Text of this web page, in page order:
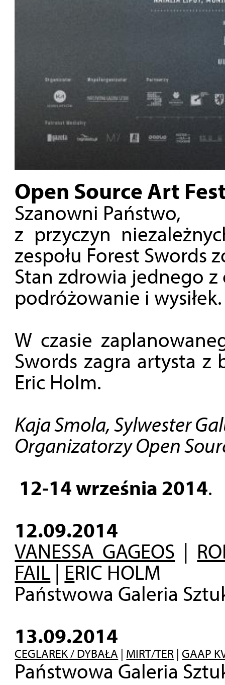
Open Source Art
Szanowni Państwo,
z przyczyn
zespołu Forest Swords
Stan zdrowia jednego
podróżowanie i
W czasie
Swords zagra artysta
Eric Holm.
Kaja Smola, Sylwester
Organizatorzy Open
12-14 września 2014.
12.09.2014
VANESSA GAGEOS |
FAIL | ERIC HOLM
Państwowa Galeria
13.09.2014
CEGLAREK / DYBAŁA | MIRT/TER |GAAP
Państwowa Galeria